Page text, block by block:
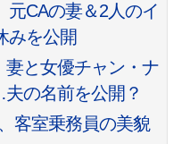
元CAの妻＆2人のイ
みを公開
と女優チャン・ナ
の名前を公開？
客室乗務員の美貌